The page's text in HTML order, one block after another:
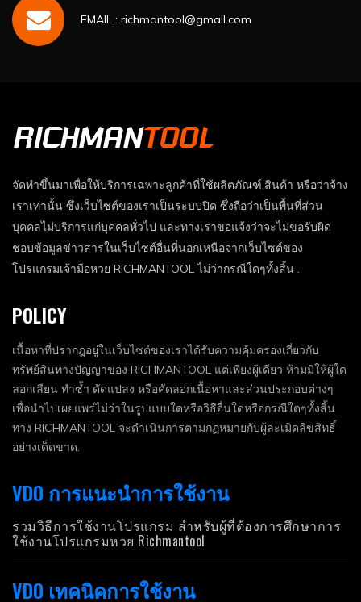
EMAIL : richmantool@gmail.com
จัดทำขึ้นมาเพื่อให้บริการเฉพาะลูกค้าที่ใช้ผลิตภัณฑ์,สินค้า หรือว่าจ้าง
เราเท่านั้น ซึ่งเว็บไซต์ของเราเป็นระบบปิด ซึ่งถือว่าเป็นพื้นที่ส่วน
บุคคลไม่บริการแก่บุคคลทั่วไป และทางเราขอแจ้งว่าจะไม่ขอรับผิด
ชอบข้อมูลข่าวสารในเว็บไซต์อื่นที่นอกเหนือจากเว็บไซต์ของ
โปรแกรมเจ้ามือหวย RICHMANTOOL ไม่ว่ากรณีใดๆทั้งสิ้น .
POLICY
เนื้อหาที่ปรากฎอยู่ในเว็บไซต์ของเราได้รับความคุ้มครองเกี่ยวกับ
ทรัพย์สินทางปัญญาของ RICHMANTOOL แต่เพียงผู้เดียว ห้ามมิให้ผู้ใด
ลอกเลียน ทำซ้ำ ดัดแปลง หรือคัดลอกเนื้อหาและส่วนประกอบต่างๆ
เพื่อนำไปเผยแพร่ไม่ว่าในรูปแบบใดหรือวิธีอื่นใดหรือกรณีใดๆทั้งสิ้น
ทาง RICHMANTOOL จะดำเนินการตามกฏหมายกับผู้ละเมิดลิขสิทธิ์
อย่างเด็ดขาด.
VDO การแนะนำการใช้งาน
รวมวิธีการใช้งานโปรแกรม สำหรับผู้ที่ต้องการศึกษาการ
ใช้งานโปรแกรมหวย Richmantool
VDO เทคนิคการใช้งาน